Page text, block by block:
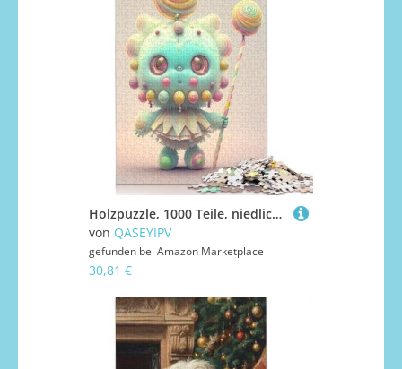
Holzpuzzle, 1000 Teile, niedliche Monster für Erwachsene, Weihnachtsgeschenke, Lernspiel, Herausforderung, Spielzeug, 1000 Teile (75 x 50 cm)
von QASEYIPV
gefunden bei Amazon Marketplace
30,81 €